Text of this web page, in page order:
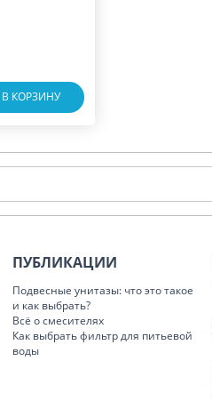
В КОРЗИНУ
ПУБЛИКАЦИИ
Подвесные унитазы: что это такое
и как выбрать?
Всё о смесителях
Как выбрать фильтр для питьевой
воды